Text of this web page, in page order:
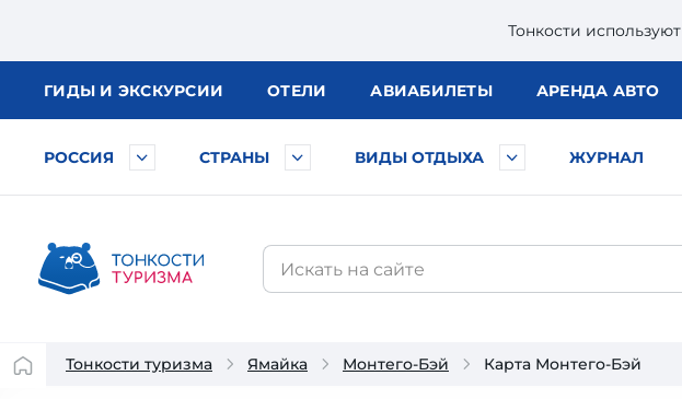
Тонкости
ГИДЫ И ЭКСКУРСИИ ОТЕЛИ АВИАБИЛЕТЫ АРЕНДА АВТО
РОССИЯ СТРАНЫ ВИДЫ ОТДЫХА ЖУРНАЛ
Тонкости туризма Ямайка Монтего-Бэй Карта Монтего-Бэй